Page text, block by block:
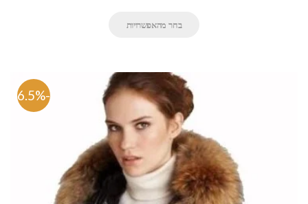
בחר מהאפשרויות
-76.5%